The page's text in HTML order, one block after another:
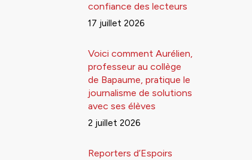
confiance des lecteurs
17 juillet 2026
Voici comment Aurélien,
professeur au collège
de Bapaume, pratique le
journalisme de solutions
avec ses élèves
2 juillet 2026
Reporters d’Espoirs